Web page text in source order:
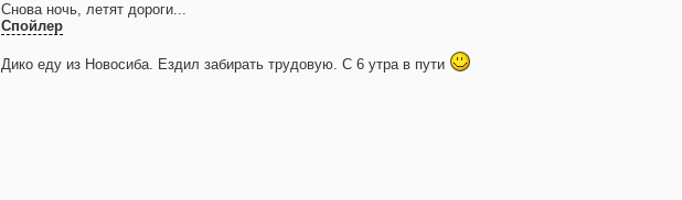
Снова ночь, летят дороги...
Спойлер
Дико еду из Новосиба. Ездил забирать трудовую. С 6 утра в пути